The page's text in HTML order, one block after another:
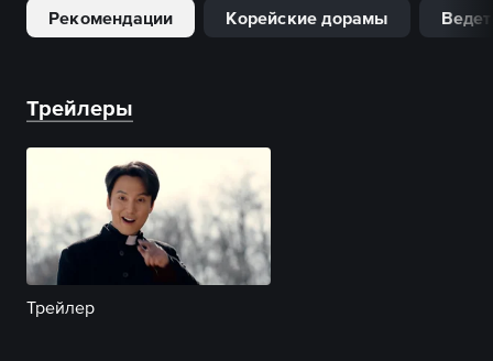
Рекомендации Корейские дорамы
Трейлеры
Трейлер